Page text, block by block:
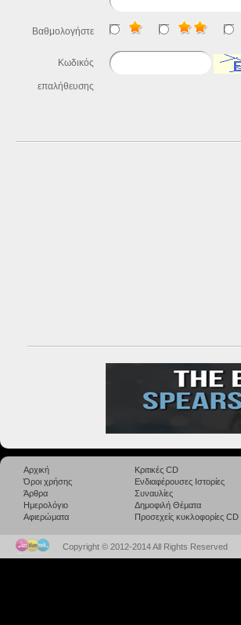
Βαθμολογήστε
Κωδικός
επαλήθευσης
Αρχική
Όροι χρήσης
Άρθρα
Ημερολόγιο
Αφιερώματα
Κριτικές CD
Ενδιαφέρουσες Ιστορίες
Συναυλίες
Δημοφιλή Θέματα
Προσεχείς κυκλοφορίες CD
Copyright © 2012-2014 All Rights Reserved